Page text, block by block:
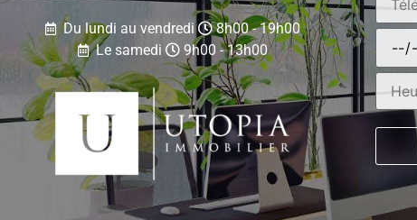
Du lundi au vendredi
8h00 - 19h00
Le samedi
9h00 - 13h00